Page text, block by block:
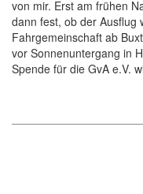
von mir. Erst am frühen
dann fest, ob der Ausflug
Fahrgemeinschaft ab
vor Sonnenuntergang in
Spende für die GvA e.V.